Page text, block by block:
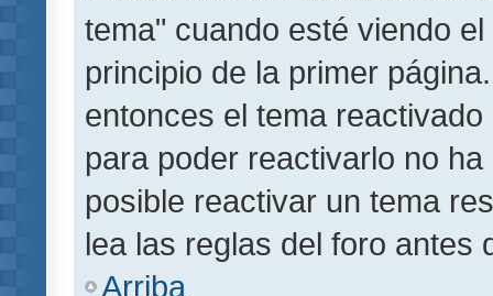
tema" cuando esté viendo
principio de la primer
entonces el tema
para poder reactivarlo no
posible reactivar un tema
lea las reglas del foro antes
Arriba